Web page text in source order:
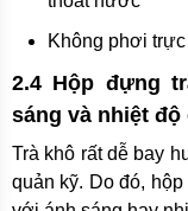
Không phơi
2.4 Hộp đựng
sáng và nhiệt độ
Trà khô rất dễ bay
quản kỹ. Do đó,